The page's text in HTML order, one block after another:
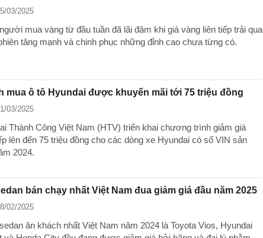
03/2025
mua vàng từ đầu tuần đã lãi đậm khi giá vàng liên tiếp trải qua
tăng mạnh và chinh phục những đỉnh cao chưa từng có.
mua ô tô Hyundai được khuyến mãi tới 75 triệu đồng
03/2025
Thành Công Việt Nam (HTV) triển khai chương trình giảm giá
lên đến 75 triệu đồng cho các dòng xe Hyundai có số VIN sản
2024.
bán chạy nhất Việt Nam đua giảm giá đầu năm 2025
02/2025
ăn khách nhất Việt Nam năm 2024 là Toyota Vios, Hyundai